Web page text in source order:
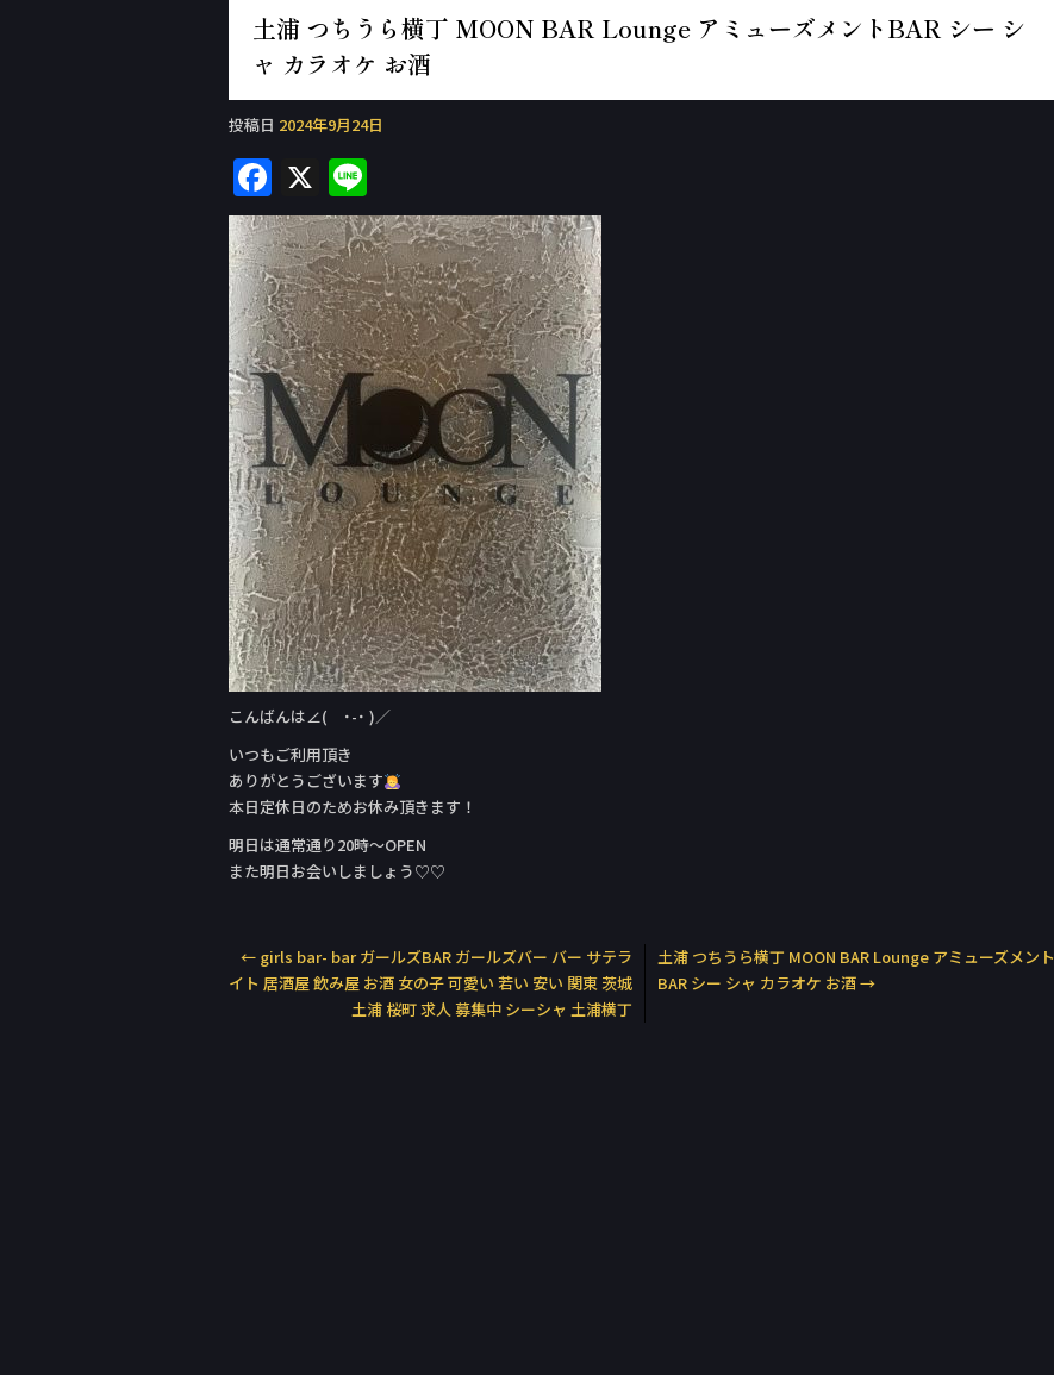
土浦 つちうら横丁 MOON BAR Lounge アミューズメントBAR シー シ
ャ カラオケ お酒
投稿日 2024年9月24日
F
a
c
e
b
o
o
k
X
n
e
こんばんは∠( ˙-˙ )／
いつもご利用頂き
ありがとうございます
本日定休日のためお休み頂きます！
明日は通常通り20時〜OPEN
また明日お会いしましょう♡♡
← girls bar- bar ガールズBAR ガールズバー バー サテラ
イト 居酒屋 飲み屋 お酒 女の子 可愛い 若い 安い 関東 茨城
土浦 桜町 求人 募集中 シーシャ 土浦横丁
土浦 つちうら横丁 MOON BAR Lounge アミューズメント
BAR シー シャ カラオケ お酒→